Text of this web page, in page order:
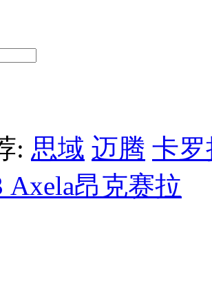
: 思域 迈腾 卡罗
Axela昂克赛拉